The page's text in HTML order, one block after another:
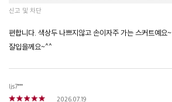
신고 및 차단
편합니다. 색상두 나쁘지않고 손이자주 가는 스커트예요~
잘입을께요~^^
ljs7***
2026.07.19